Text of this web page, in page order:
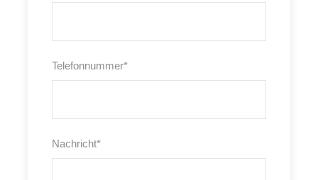
Telefonnummer*
Nachricht*